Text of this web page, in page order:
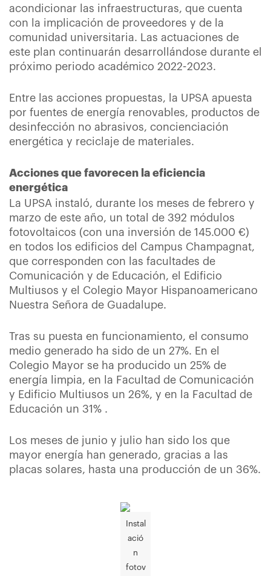
acondicionar las infraestructuras, que cuenta
con la implicación de proveedores y de la
comunidad universitaria. Las actuaciones de
este plan continuarán desarrollándose durante el
próximo periodo académico 2022-2023.
Entre las acciones propuestas, la UPSA apuesta
por fuentes de energía renovables, productos de
desinfección no abrasivos, concienciación
energética y reciclaje de materiales.
Acciones que favorecen la eficiencia
energética
La UPSA instaló, durante los meses de febrero y
marzo de este año, un total de 392 módulos
fotovoltaicos (con una inversión de 145.000 €)
en todos los edificios del Campus Champagnat,
que corresponden con las facultades de
Comunicación y de Educación, el Edificio
Multiusos y el Colegio Mayor Hispanoamericano
Nuestra Señora de Guadalupe.
Tras su puesta en funcionamiento, el consumo
medio generado ha sido de un 27%. En el
Colegio Mayor se ha producido un 25% de
energía limpia, en la Facultad de Comunicación
y Edificio Multiusos un 26%, y en la Facultad de
Educación un 31% .
Los meses de junio y julio han sido los que
mayor energía han generado, gracias a las
placas solares, hasta una producción de un 36%.
Instal
ació
n
fotov